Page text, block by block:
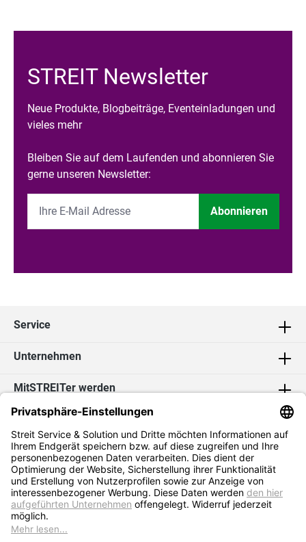
STREIT Newsletter
Neue Produkte, Blogbeiträge, Eventeinladungen und
vieles mehr
Bleiben Sie auf dem Laufenden und abonnieren Sie
gerne unseren Newsletter:
Abonnieren
Service
Unternehmen
MitSTREITer werden
Kontakt
Social Media